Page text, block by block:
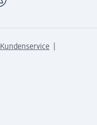
Kundenservice